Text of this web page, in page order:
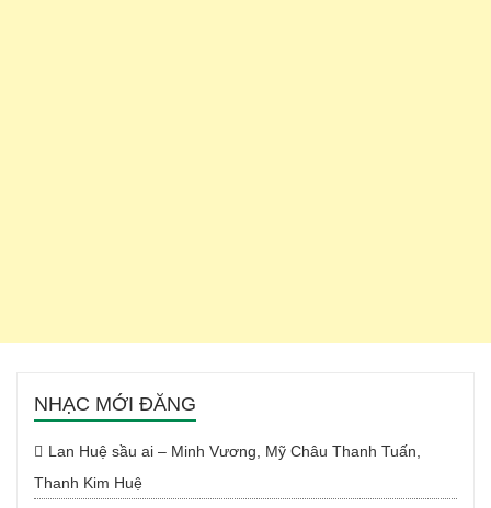
NHẠC MỚI ĐĂNG
Lan Huệ sầu ai – Minh Vương, Mỹ Châu Thanh Tuấn,
Thanh Kim Huệ